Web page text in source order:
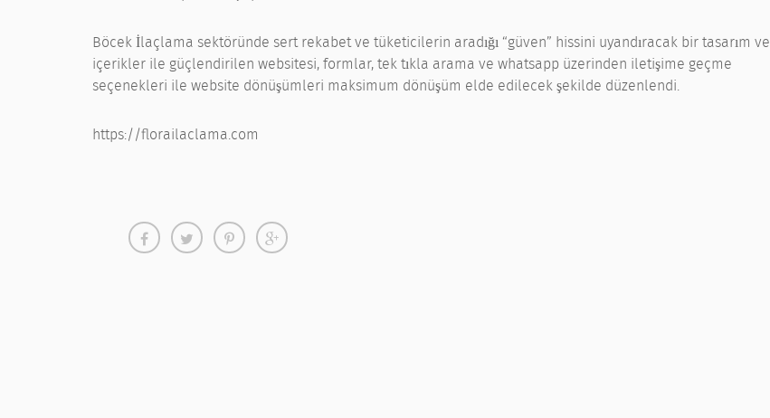
Böcek İlaçlama sektöründe sert rekabet ve tüketicilerin aradığı “güven” hissini uyandıracak bir tasarım ve
içerikler ile güçlendirilen websitesi, formlar, tek tıkla arama ve whatsapp üzerinden iletişime geçme
seçenekleri ile website dönüşümleri maksimum dönüşüm elde edilecek şekilde düzenlendi.
https://florailaclama.com